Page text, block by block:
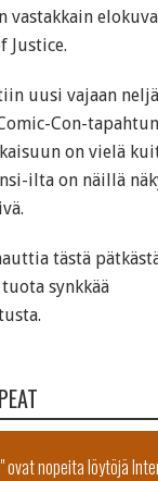
vastakkain
Justice.
uusi vajaan
Con-
on vielä
ilta on näillä
tästä
synkkää
ovat nopeita löytöjä